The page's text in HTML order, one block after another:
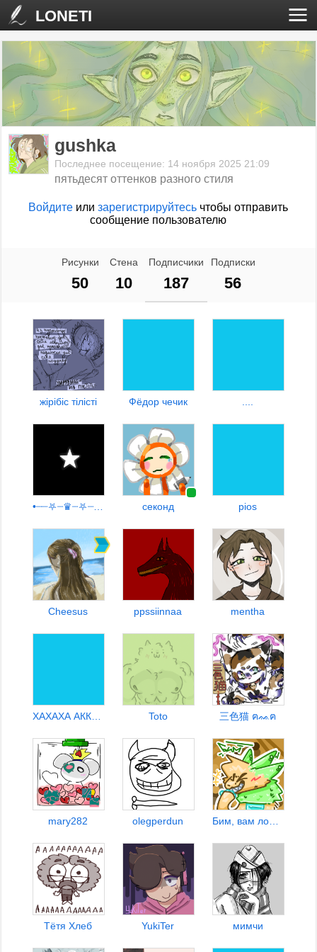
LONETI
gushka
Последнее посещение: 14 ноября 2025 21:09
пятьдесят оттенков разного стиля
Войдите илизарегистрируйтесь чтобы отправить
сообщение пользователю
Рисунки
50
Стена
10
Подписчики
187
Подписки
56
жiрiбiс тiлiстi Фёдор чечик
секонд pios
Cheesus ppssiinnaa mentha
Toto 三色猫 ฅᨐฅ
mary282 olegperdun
Тётя Хлеб YukiTer мимчи